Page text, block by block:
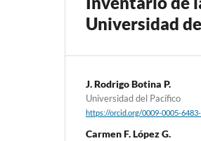
Universidad
J. Rodrigo Botina P.
Universidad del Pacífico
https://orcid.org/0009-0005-
Carmen F. López G.